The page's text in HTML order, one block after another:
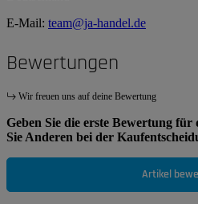
E-Mail: team@ja-handel.de
Bewertungen
Wir freuen uns auf deine Bewertung
Geben Sie die erste Bewertung
Sie Anderen bei der
Artikel